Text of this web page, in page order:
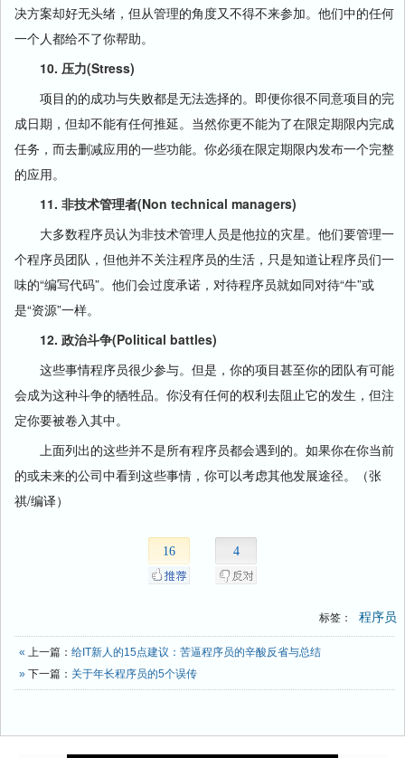
决方案却好无头绪，但从管理的角度又不得不来参加。他们中的任何
一个人都给不了你帮助。
10. 压力(Stress)
项目的的成功与失败都是无法选择的。即便你很不同意项目的完
成日期，但却不能有任何推延。当然你更不能为了在限定期限内完成
任务，而去删减应用的一些功能。你必须在限定期限内发布一个完整
的应用。
11. 非技术管理者(Non technical managers)
大多数程序员认为非技术管理人员是他拉的灾星。他们要管理一
个程序员团队，但他并不关注程序员的生活，只是知道让程序员们一
味的“编写代码”。他们会过度承诺，对待程序员就如同对待“牛”或
是“资源”一样。
12. 政治斗争(Political battles)
这些事情程序员很少参与。但是，你的项目甚至你的团队有可能
会成为这种斗争的牺牲品。你没有任何的权利去阻止它的发生，但注
定你要被卷入其中。
上面列出的这些并不是所有程序员都会遇到的。如果你在你当前
的或未来的公司中看到这些事情，你可以考虑其他发展途径。（张
祺/编译）
16 4
标签： 程序员
« 上一篇： 给IT新人的15点建议：苦逼程序员的辛酸反省与总结
» 下一篇： 关于年长程序员的5个误传